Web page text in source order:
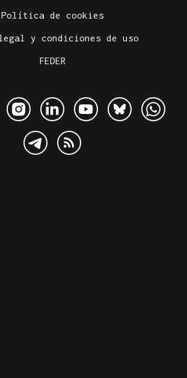
Política de cookies
y condiciones de uso
FEDER